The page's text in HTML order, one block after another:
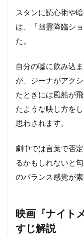
スタンに読心術や
は、「幽霊降臨シ
た。
自分の嘘に飲み込
が、ジーナがアク
たときには風船が
たような映し方を
思わされます。
劇中では言葉で否
るかもしれないと
のバランス感覚が
映画『ナイト
すじ解説